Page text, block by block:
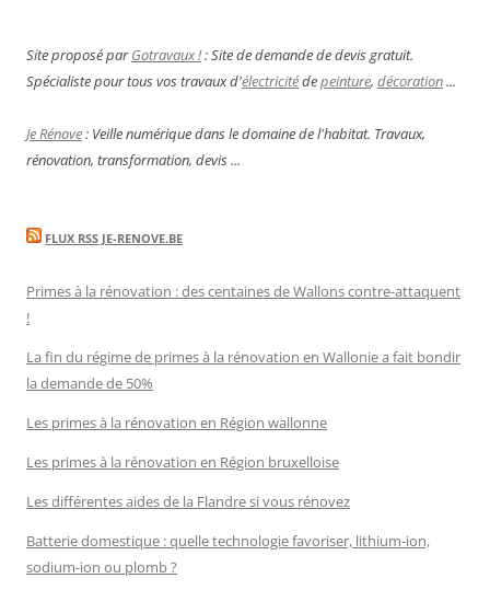
Site proposé parGotravaux !: Site de demande de devis gratuit.
Spécialiste pour tous vos travaux d'électricitédepeinture, décoration...
Je Rénove: Veille numérique dans le domaine de l'habitat. Travaux,
rénovation, transformation, devis ...
FLUX RSS JE-RENOVE.BE
Primes à la rénovation : des centaines de Wallons contre-attaquent
!
La fin du régime de primes à la rénovation en Wallonie a fait bondir
la demande de 50%
Les primes à la rénovation en Région wallonne
Les primes à la rénovation en Région bruxelloise
Les différentes aides de la Flandre si vous rénovez
Batterie domestique : quelle technologie favoriser, lithium-ion,
sodium-ion ou plomb ?